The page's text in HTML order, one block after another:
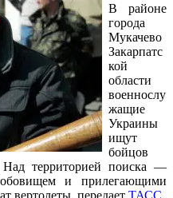
В районе
города
Мукачево
Закарпатс
кой
области
военнослу
жащие
Украины
ищут
бойцов
Над территорией поиска —
и прилегающими
вертолеты, передает ТАСС.